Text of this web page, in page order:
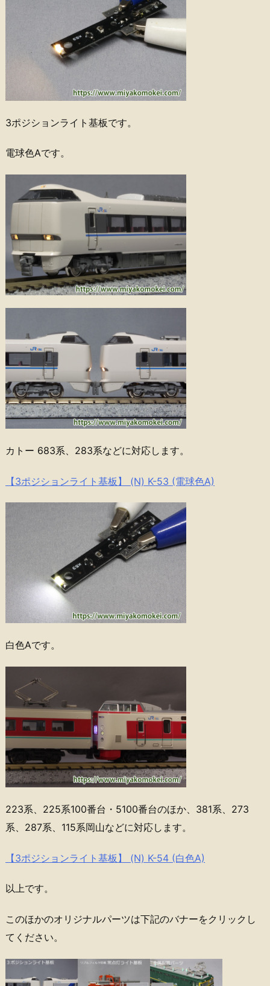
3ポジションライト基板です。
電球色Aです。
カトー 683系、283系などに対応します。
【3ポジションライト基板】 (N) K-53 (電球色A)
白色Aです。
223系、225系100番台・5100番台のほか、381系、273
系、287系、115系岡山などに対応します。
【3ポジションライト基板】 (N) K-54 (白色A)
以上です。
このほかのオリジナルパーツは下記のバナーをクリックし
てください。